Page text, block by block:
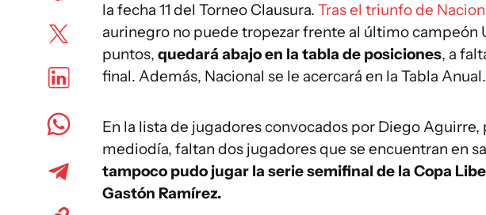
la fecha 11 del Torneo Clausura. Tras el triunfo de
aurinegro no puede tropezar frente al último campeón
puntos, quedará abajo en la tabla de posiciones, a
final. Además, Nacional se le acercará en la Tabla Anual.
En la lista de jugadores convocados por Diego Aguirre,
mediodía, faltan dos jugadores que se encuentran en
tampoco pudo jugar la serie semifinal de la Copa
Gastón Ramírez.